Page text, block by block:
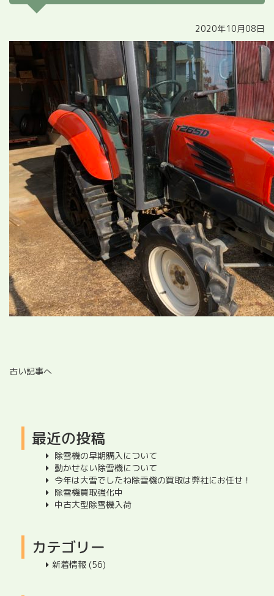
2020年10月08日
古い記事へ
最近の投稿
除雪機の早期購入について
動かせない除雪機について
今年は大雪でしたね除雪機の買取は弊社にお任せ！
除雪機買取強化中
中古大型除雪機入荷
カテゴリー
新着情報 (56)